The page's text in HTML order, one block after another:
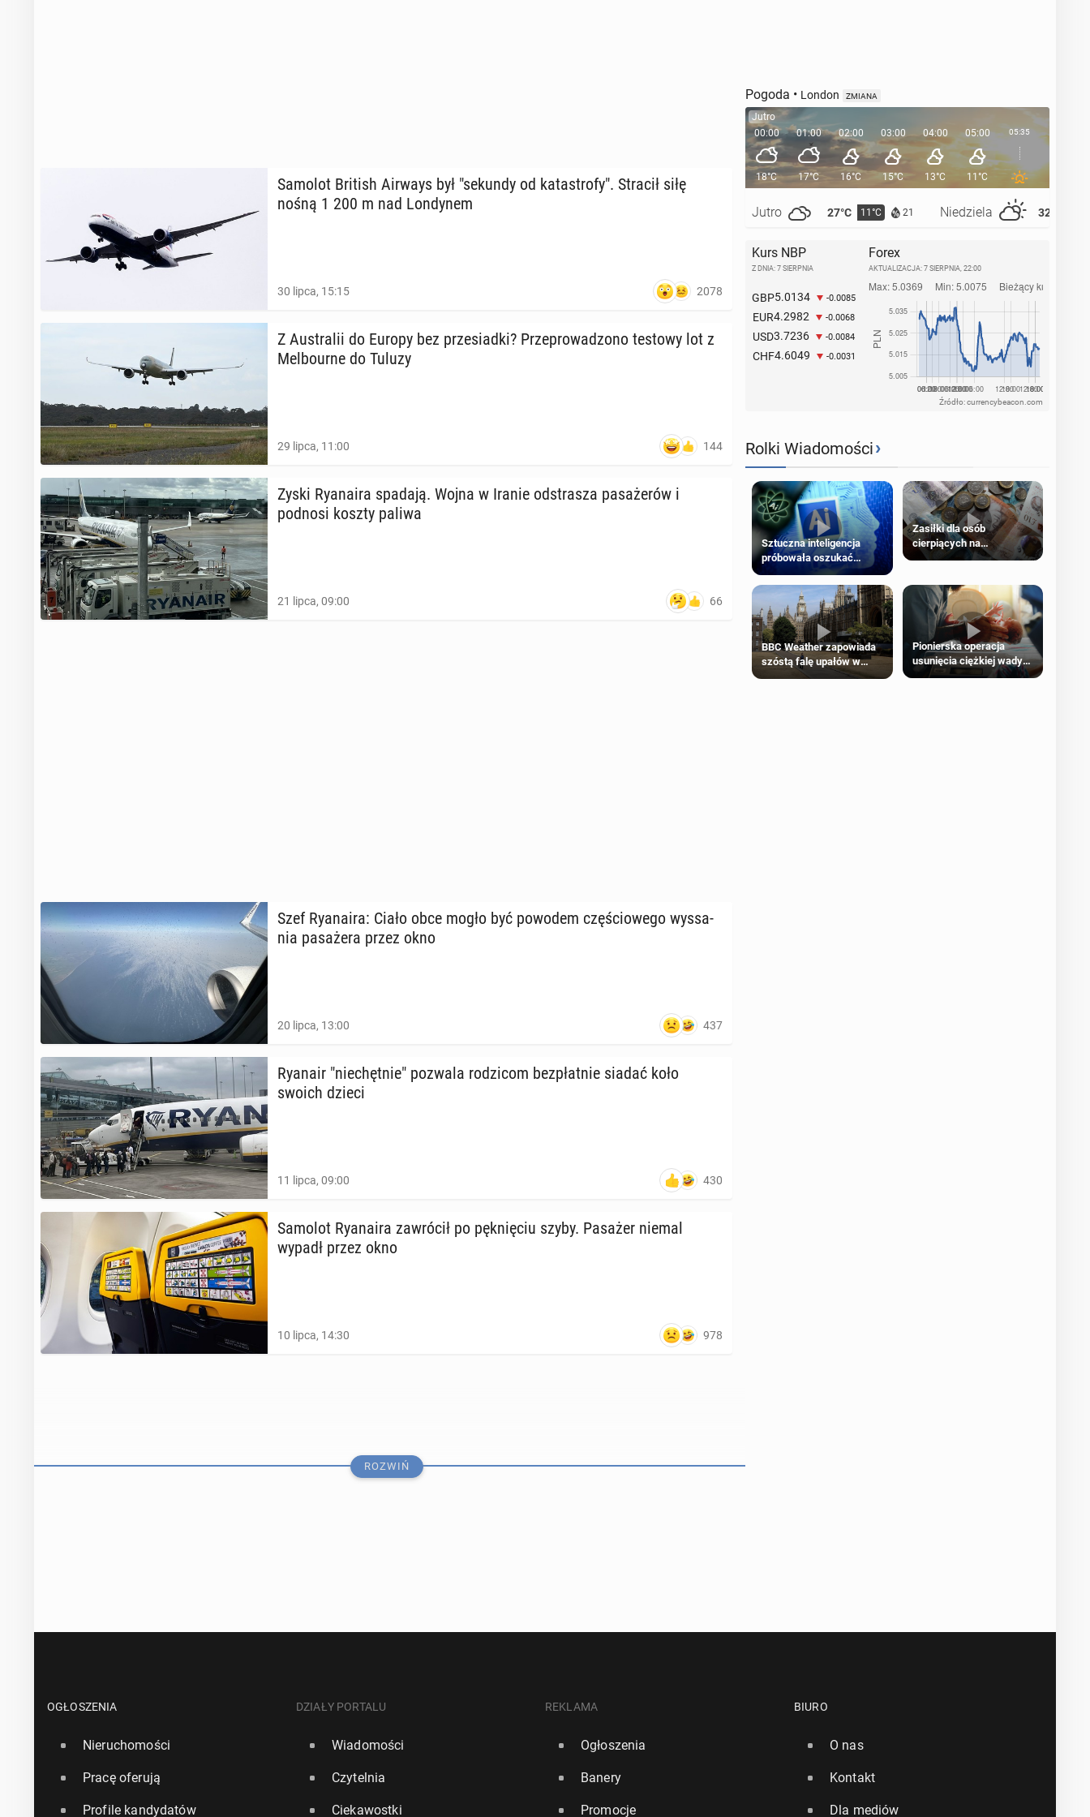
Samolot British Airways był "sekundy od ka­ta­stro­fy". Stracił siłę
nośną 1 200 m nad Lon­dy­nem
30 lipca, 15:15 2078
Z Au­stra­lii do Europy bez prze­siad­ki? Prze­pro­wa­dzo­no testowy lot z
Mel­bo­ur­ne do Tuluzy
29 lipca, 11:00 144
Zyski Ry­ana­ira spadają. Wojna w Iranie od­stra­sza pa­sa­że­rów i
podnosi koszty paliwa
21 lipca, 09:00 66
Szef Ry­ana­ira: Ciało obce mogło być powodem czę­ścio­we­go wy­ssa­
nia pa­sa­że­ra przez okno
20 lipca, 13:00 437
Ryanair "nie­chęt­nie" pozwala ro­dzi­com bez­płat­nie siadać koło
swoich dzieci
11 lipca, 09:00 430
Samolot Ry­ana­ira za­wró­cił po pęk­nię­ciu szyby. Pasażer niemal
wypadł przez okno
10 lipca, 14:30 978
Linia lot­ni­cza odpowie za sprze­da­wa­nie "foteli przy oknie" w miej­
ROZWIŃ
Pogoda • London ZMIANA
Jutro
00:00
18°C
Jutro 27°C 11°C 21 Niedziela 32°C
01:00
17°C
02:00
16°C
03:00
15°C
04:00
13°C
05:00
11°C
05:35 06:00
Kurs NBP
Z DNIA: 7 SIERPNIA
GBP5.0134 -0.0085
EUR4.2982 -0.0068
USD3.7236 -0.0084
CHF4.6049 -0.0031
Forex
AKTUALIZACJA: 7 SIERPNIA, 22:00
Źródło: currencybeacon.com
Rolki Wiadomości›
Sztuczna inteligencja
próbowała oszukać
człowieka
Zasiłki dla osób
cierpiących na
schorzenia psychiczne
BBC Weather zapowiada
szóstą falę upałów w
Londynie
Pionierska operacja
usunięcia ciężkiej wady
wrodzonej płodu w łonie
OGŁOSZENIA
Nieruchomości
Pracę oferują
Profile kandydatów
DZIAŁY PORTALU
Wiadomości
Czytelnia
Ciekawostki
REKLAMA
Ogłoszenia
Banery
Promocje
BIURO
O nas
Kontakt
Dla mediów